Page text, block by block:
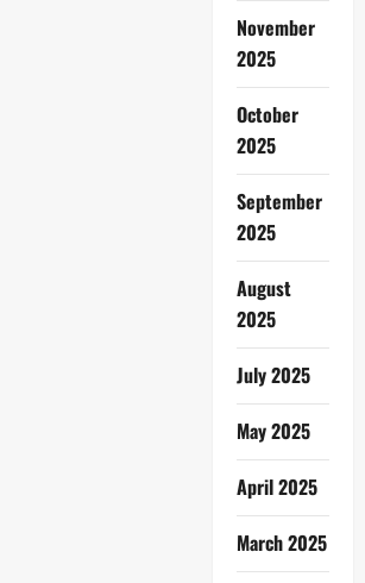
November
2025
October
2025
September
2025
August
2025
July 2025
May 2025
April 2025
March 2025